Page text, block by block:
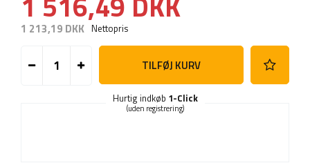
1 213,19 DKK Nettopris
TILFØJ KURV
Hurtig indkøb 1-Click
(uden registrering)